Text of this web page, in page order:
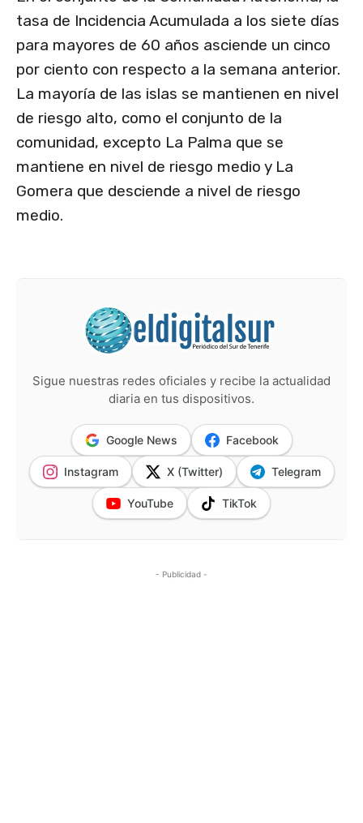
tasa de Incidencia Acumulada a los siete días
para mayores de 60 años asciende un cinco
por ciento con respecto a la semana anterior.
La mayoría de las islas se mantienen en nivel
de riesgo alto, como el conjunto de la
comunidad, excepto La Palma que se
mantiene en nivel de riesgo medio y La
Gomera que desciende a nivel de riesgo
medio.
Sigue nuestras redes oficiales y recibe la actualidad
diaria en tus dispositivos.
Google News Facebook
Instagram X (Twitter) Telegram
YouTube TikTok
- Publicidad -